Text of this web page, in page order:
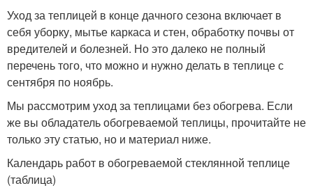
Уход за теплицей в конце дачного сезона включает в
себя уборку, мытье каркаса и стен, обработку почвы от
вредителей и болезней. Но это далеко не полный
перечень того, что можно и нужно делать в теплице с
сентября по ноябрь.
Мы рассмотрим уход за теплицами без обогрева. Если
же вы обладатель обогреваемой теплицы, прочитайте не
только эту статью, но и материал ниже.
Календарь работ в обогреваемой стеклянной теплице
(таблица)